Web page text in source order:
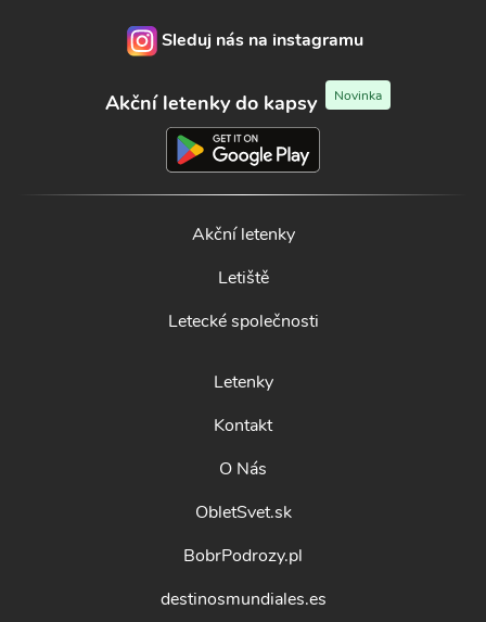
Sleduj nás na instagramu
Akční letenky do kapsy Novinka
Akční letenky
Letiště
Letecké společnosti
Letenky
Kontakt
O Nás
ObletSvet.sk
BobrPodrozy.pl
destinosmundiales.es